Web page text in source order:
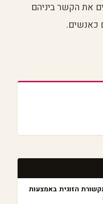
את הקשר ביניהם
כאנשים.
הזוגית באמצעות